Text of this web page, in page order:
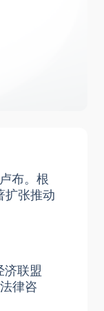
布。根
扩张推动
济联盟
律咨